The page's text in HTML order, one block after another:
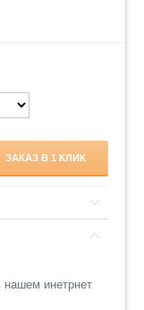
ЗАКАЗ В 1 КЛИК
нашем инетрнет